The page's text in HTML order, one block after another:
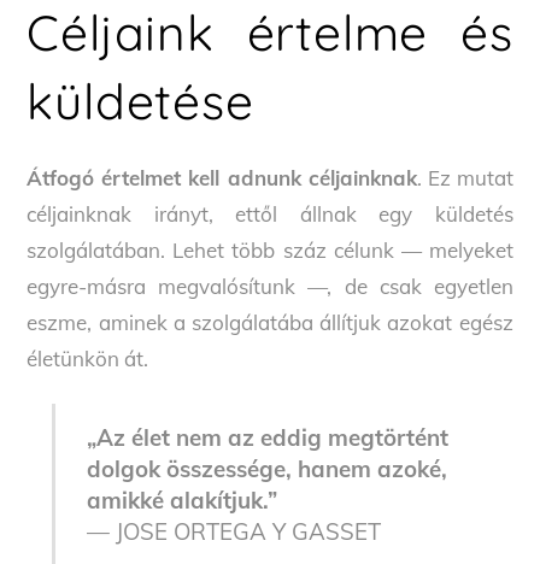
Céljaink értelme és
küldetése
Átfogó értelmet kell adnunk céljainknak. Ez mutat
céljainknak irányt, ettől állnak egy küldetés
szolgálatában. Lehet több száz célunk — melyeket
egyre-másra megvalósítunk —, de csak egyetlen
eszme, aminek a szolgálatába állítjuk azokat egész
életünkön át.
„Az élet nem az eddig megtörtént
dolgok összessége, hanem azoké,
amikké alakítjuk.”
— JOSE ORTEGA Y GASSET